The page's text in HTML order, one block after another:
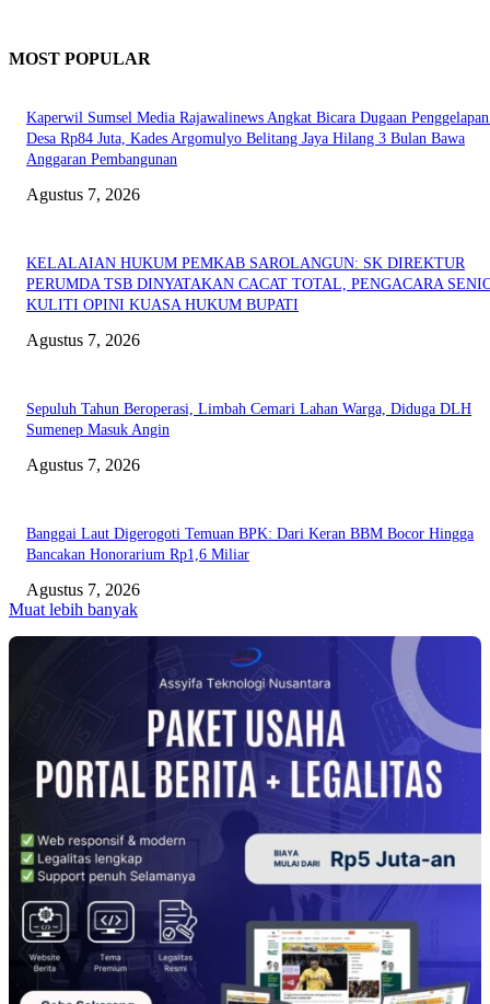
MOST POPULAR
Kaperwil Sumsel Media Rajawalinews Angkat Bicara Dugaan
Desa Rp84 Juta, Kades Argomulyo Belitang Jaya Hilang 3 Bulan Bawa
Anggaran Pembangunan
Agustus 7, 2026
KELALAIAN HUKUM PEMKAB SAROLANGUN: SK DIREKTUR
PERUMDA TSB DINYATAKAN CACAT TOTAL, PENGACARA
KULITI OPINI KUASA HUKUM BUPATI
Agustus 7, 2026
Sepuluh Tahun Beroperasi, Limbah Cemari Lahan Warga, Diduga DLH
Sumenep Masuk Angin
Agustus 7, 2026
Banggai Laut Digerogoti Temuan BPK: Dari Keran BBM Bocor Hingga
Bancakan Honorarium Rp1,6 Miliar
Agustus 7, 2026
Muat lebih banyak